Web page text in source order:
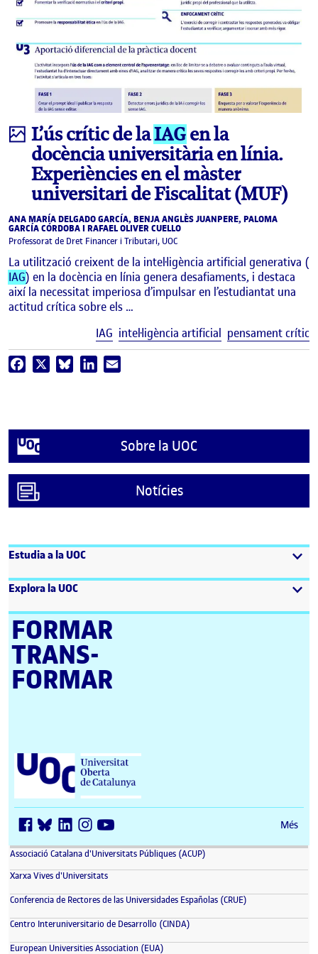
Infografia
L’ús crític de laIAGen la
docència universitària en línia.
Experiències en el màster
universitari de Fiscalitat (MUF)
ANA MARÍA DELGADO GARCÍA, BENJA ANGLÈS JUANPERE, PALOMA
GARCÍA CÓRDOBA I RAFAEL OLIVER CUELLO
Professorat de Dret Financer i Tributari, UOC
La utilització creixent de la intel·ligència artificial generativa (
IAG) en la docència en línia genera desafiaments, i destaca
així la necessitat imperiosa d’impulsar en l’estudiantat una
actitud crítica sobre els …
IAG intel·ligència artificial pensament crític
Facebook BlueskyLinkedIn
Sobre la UOC
Notícies
Estudia a la UOC
Explora la UOC
FORMAR
TRANS­
FORMAR
Universitat Oberta de Catalunya (UOC)
Més
Associació Catalana d'Universitats Públiques (ACUP)
Xarxa Vives d'Universitats(s'obre en una finestra nova)
Conferencia de Rectores de las Universidades Españolas (CRUE)
Centro Interuniversitario de Desarrollo (CINDA)
European Universities Association (EUA)